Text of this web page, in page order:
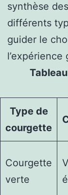
synthèse
différents
guider le
Type de
courgette
Courgette
verte